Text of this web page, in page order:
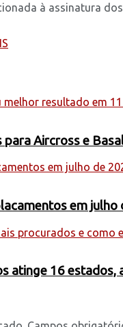
à assinatura
Aircross e
em julho
atinge 16 estados,